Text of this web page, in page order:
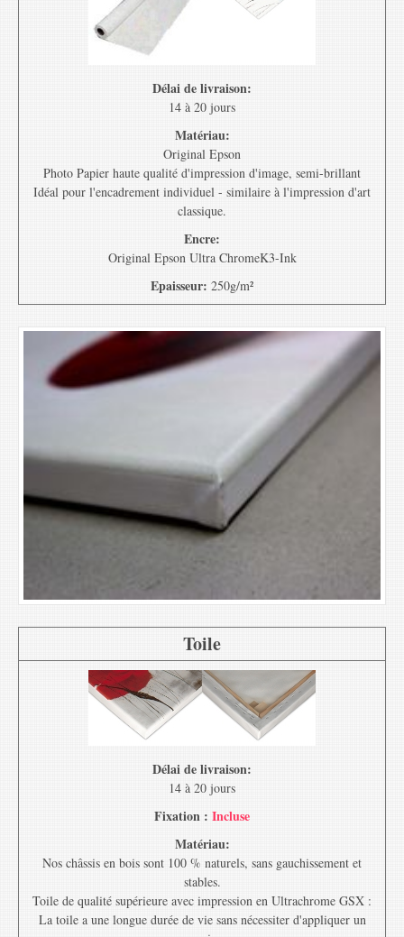
Délai de livraison:
14 à 20 jours
Matériau:
Original Epson
Photo Papier haute qualité d'impression d'image, semi-brillant
Idéal pour l'encadrement individuel - similaire à l'impression d'art
classique.
Encre:
Original Epson Ultra ChromeK3-Ink
Epaisseur: 250g/m²
Toile
Délai de livraison:
14 à 20 jours
Fixation : Incluse
Matériau:
Nos châssis en bois sont 100 % naturels, sans gauchissement et
stables.
Toile de qualité supérieure avec impression en Ultrachrome GSX :
La toile a une longue durée de vie sans nécessiter d'appliquer un